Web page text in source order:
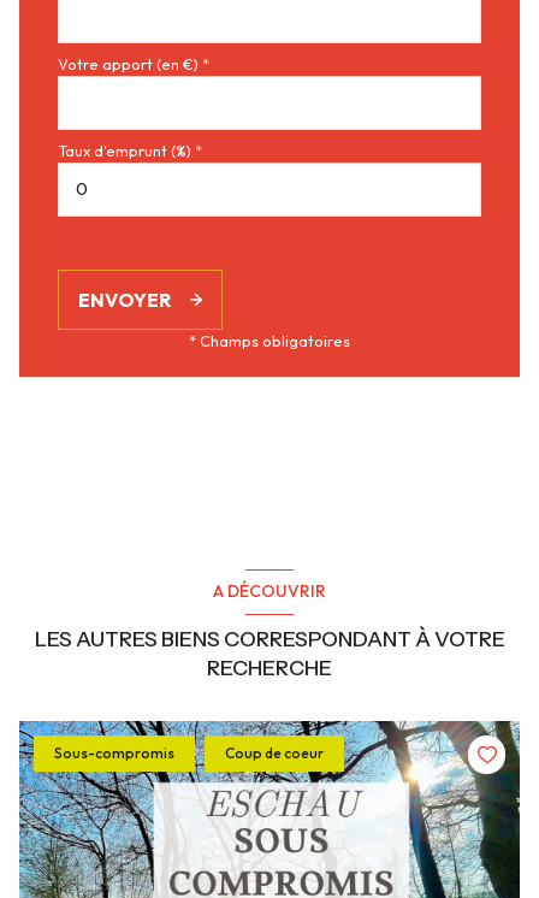
Votre apport (en €) *
Taux d'emprunt (%) *
ENVOYER
* Champs obligatoires
A DÉCOUVRIR
LES AUTRES BIENS CORRESPONDANT À VOTRE
RECHERCHE
Sous-compromis Coup de coeur